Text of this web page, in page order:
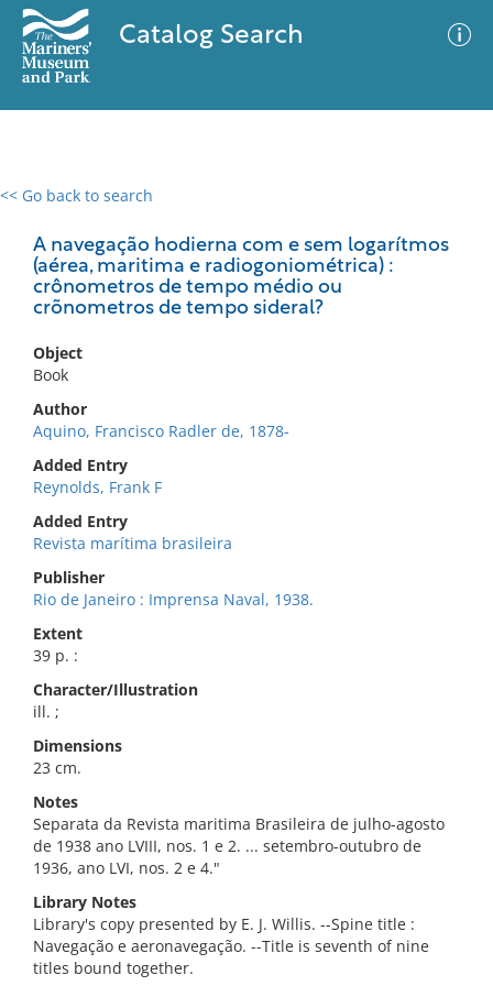
Catalog Search
<< Go back to search
A navegação hodierna com e sem logarítmos
(aérea, maritima e radiogoniométrica) :
crônometros de tempo médio ou
crõnometros de tempo sideral?
Object
Book
Author
Aquino, Francisco Radler de, 1878-
Added Entry
Reynolds, Frank F
Added Entry
Revista marítima brasileira
Publisher
Rio de Janeiro : Imprensa Naval, 1938.
Extent
39 p. :
Character/Illustration
ill. ;
Dimensions
23 cm.
Notes
Separata da Revista maritima Brasileira de julho-agosto
de 1938 ano LVIII, nos. 1 e 2. ... setembro-outubro de
1936, ano LVI, nos. 2 e 4."
Library Notes
Library's copy presented by E. J. Willis. --Spine title :
Navegação e aeronavegação. --Title is seventh of nine
titles bound together.
0 results